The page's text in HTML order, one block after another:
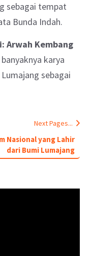
sebagai tempat
Bunda Indah.
Arwah Kembang
karya
sebagai
Next Pages...
Nasional yang Lahir
dari Bumi Lumajang